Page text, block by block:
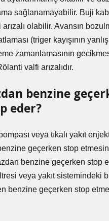
sağlanamayabilir. Buji
olabilir. Avansın
(triger kayışının yanlış
zamanlamasının
valfi arızalıdır.
benzine
eder?
veya tıkalı yakıt
geçerken stop
benzine geçerken stop
veya yakıt sistemindeki
benzine geçerken stop